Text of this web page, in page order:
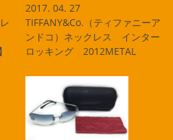
2017. 04. 27
TIFFANY&Co.（ティファニーア
ンドコ）ネックレス インター
ロッキング 2012METAL